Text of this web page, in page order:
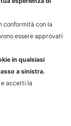
conformità con la
essere approvati
in qualsiasi
a sinistra.
accetti la